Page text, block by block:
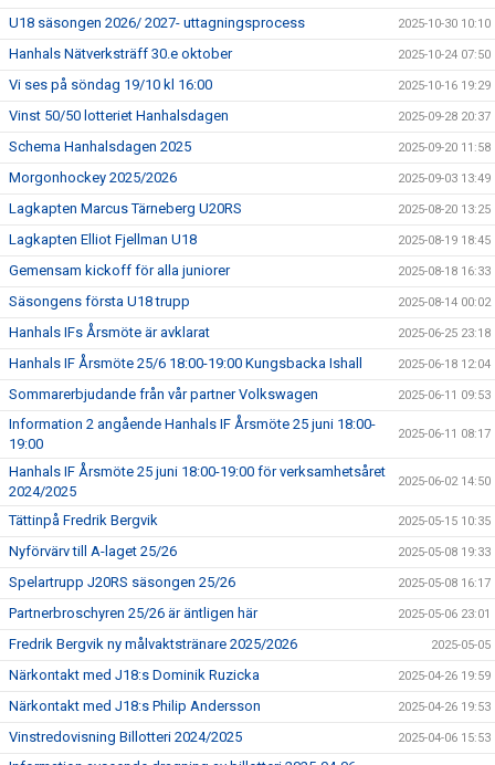
U18 säsongen 2026/ 2027- uttagningsprocess 2025-10-30 10:10
Hanhals Nätverksträff 30.e oktober 2025-10-24 07:50
Vi ses på söndag 19/10 kl 16:00 2025-10-16 19:29
Vinst 50/50 lotteriet Hanhalsdagen 2025-09-28 20:37
Schema Hanhalsdagen 2025 2025-09-20 11:58
Morgonhockey 2025/2026 2025-09-03 13:49
Lagkapten Marcus Tärneberg U20RS 2025-08-20 13:25
Lagkapten Elliot Fjellman U18 2025-08-19 18:45
Gemensam kickoff för alla juniorer 2025-08-18 16:33
Säsongens första U18 trupp 2025-08-14 00:02
Hanhals IFs Årsmöte är avklarat 2025-06-25 23:18
Hanhals IF Årsmöte 25/6 18:00-19:00 Kungsbacka Ishall 2025-06-18 12:04
Sommarerbjudande från vår partner Volkswagen 2025-06-11 09:53
Information 2 angående Hanhals IF Årsmöte 25 juni 18:00-
19:00
2025-06-11 08:17
Hanhals IF Årsmöte 25 juni 18:00-19:00 för verksamhetsåret
2024/2025
2025-06-02 14:50
Tättinpå Fredrik Bergvik 2025-05-15 10:35
Nyförvärv till A-laget 25/26 2025-05-08 19:33
Spelartrupp J20RS säsongen 25/26 2025-05-08 16:17
Partnerbroschyren 25/26 är äntligen här 2025-05-06 23:01
Fredrik Bergvik ny målvaktstränare 2025/2026 2025-05-05
Närkontakt med J18:s Dominik Ruzicka 2025-04-26 19:59
Närkontakt med J18:s Philip Andersson 2025-04-26 19:53
Vinstredovisning Billotteri 2024/2025 2025-04-06 15:53